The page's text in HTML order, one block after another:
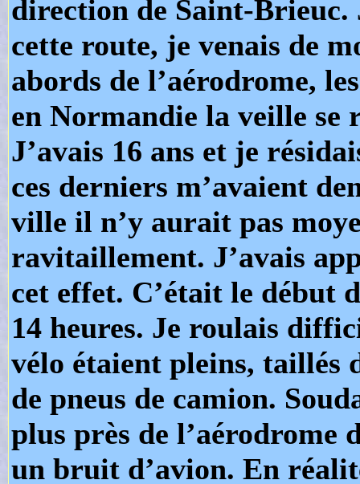
direction de Saint-Brieuc.
cette route, je venais de
abords de l’aérodrome,
en Normandie la veille se
J’avais 16 ans et je
ces derniers m’avaient
ville il n’y aurait pas
ravitaillement. J’avais
cet effet. C’était le début
14 heures. Je roulais
vélo étaient pleins, taillés
de pneus de camion.
plus près de
un bruit d’avion. En